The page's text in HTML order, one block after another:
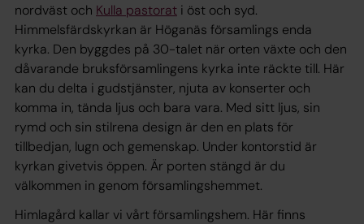
nordväst och Kulla pastorat i öst och syd.
Himmelsfärdskyrkan är Höganäs församlings enda
kyrka. Den byggdes på 30-talet när orten växte och den
dåvarande bruksförsamlingens kyrka inte räckte till. Här
kan du delta i gudstjänster, njuta av konserter och
komma in, tända ljus och bara vara. Med sitt ljus, sin
rymd och sin stilrena design är den en plats för
tillbedjan, lugn och gemenskap. Under kontorstid är
kyrkan givetvis öppen. Är porten stängd är du
välkommen in genom församlingshemmet.
Himlagård kallar vi vårt församlingshem. Här finns